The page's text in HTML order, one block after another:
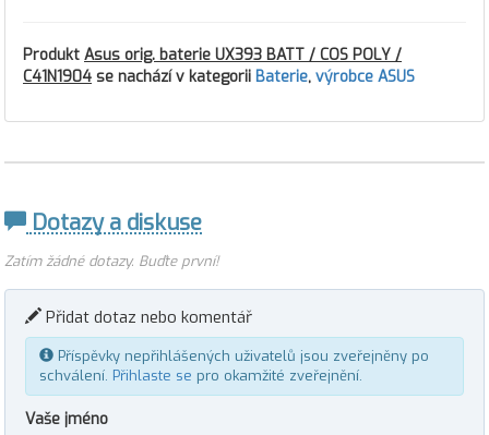
Produkt Asus orig. baterie UX393 BATT / COS POLY /
C41N1904 se nachází v kategorii Baterie, výrobce ASUS
Dotazy a diskuse
Zatím žádné dotazy. Buďte první!
Přidat dotaz nebo komentář
Příspěvky nepřihlášených uživatelů jsou zveřejněny po
schválení. Přihlaste se pro okamžité zveřejnění.
Vaše jméno